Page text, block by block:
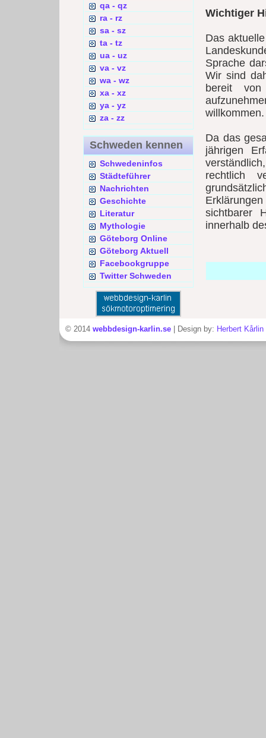
qa - qz
ra - rz
sa - sz
ta - tz
ua - uz
va - vz
wa - wz
xa - xz
ya - yz
za - zz
Schweden kennen
Schwedeninfos
Städteführer
Nachrichten
Geschichte
Literatur
Mythologie
Göteborg Online
Göteborg Aktuell
Facebookgruppe
Twitter Schweden
Wichtiger
Das
Sprache
Wir sind
bereit
willkommen.
Da das
jährigen
rechtlich
sichtbarer
innerhalb
© 2014 webbdesign-karlin.se | Design by: Herbert Kårlin